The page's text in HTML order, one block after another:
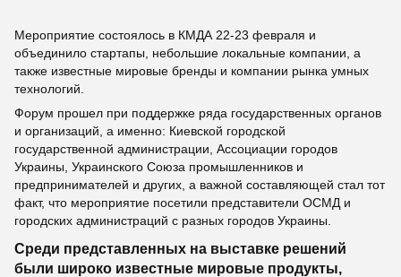
Мероприятие состоялось в КМДА 22-23 февраля и
объединило стартапы, небольшие локальные компании, а
также известные мировые бренды и компании рынка умных
технологий.
Форум прошел при поддержке ряда государственных органов
и организаций, а именно: Киевской городской
государственной администрации, Ассоциации городов
Украины, Украинского Союза промышленников и
предпринимателей и других, а важной составляющей стал тот
факт, что мероприятие посетили представители ОСМД и
городских администраций с разных городов Украины.
Среди представленных на выставке решений
были широко известные мировые продукты,